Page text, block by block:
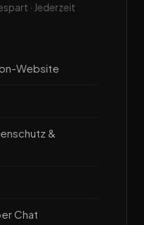
· Jederzeit
Website
&
Chat